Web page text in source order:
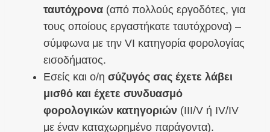
ταυτόχρονα (από πολλούς εργοδότες, για
τους οποίους εργαστήκατε ταυτόχρονα) –
σύμφωνα με την VI κατηγορία φορολογίας
εισοδήματος.
Εσείς και ο/η σύζυγός σας έχετε λάβει
μισθό και έχετε συνδυασμό
φορολογικών κατηγοριών (III/V ή IV/IV
με έναν καταχωρημένο παράγοντα).